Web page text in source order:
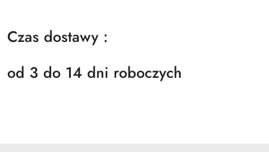
Czas dostawy :
od 3 do 14 dni roboczych